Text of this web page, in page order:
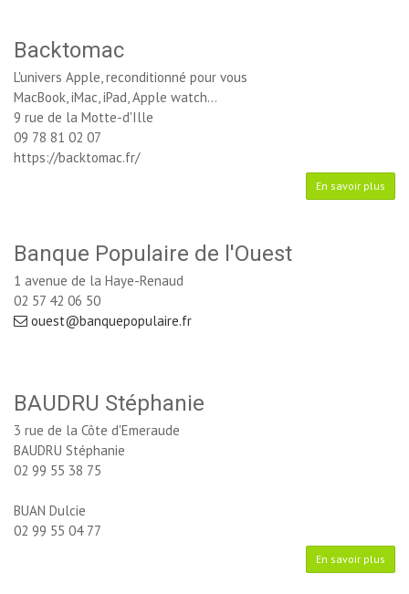
Backtomac
L'univers Apple, reconditionné pour vous
MacBook, iMac, iPad, Apple watch...
9 rue de la Motte-d'Ille
09 78 81 02 07
https://backtomac.fr/
En savoir plus
Banque Populaire de l'Ouest
1 avenue de la Haye-Renaud
02 57 42 06 50
ouest@banquepopulaire.fr
BAUDRU Stéphanie
3 rue de la Côte d'Emeraude
BAUDRU Stéphanie
02 99 55 38 75
BUAN Dulcie
02 99 55 04 77
En savoir plus